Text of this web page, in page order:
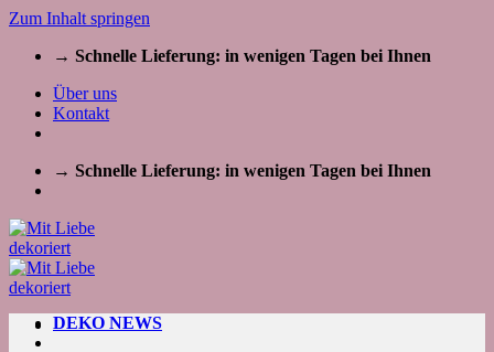
Zum Inhalt springen
→ Schnelle Lieferung: in wenigen Tagen bei Ihnen
Über uns
Kontakt
→ Schnelle Lieferung: in wenigen Tagen bei Ihnen
DEKO NEWS